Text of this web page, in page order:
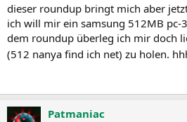
dieser roundup bringt mich aber
ich will mir ein samsung 512MB pc-
dem roundup überleg ich mir doch
(512 nanya find ich net) zu holen.
Patmaniac